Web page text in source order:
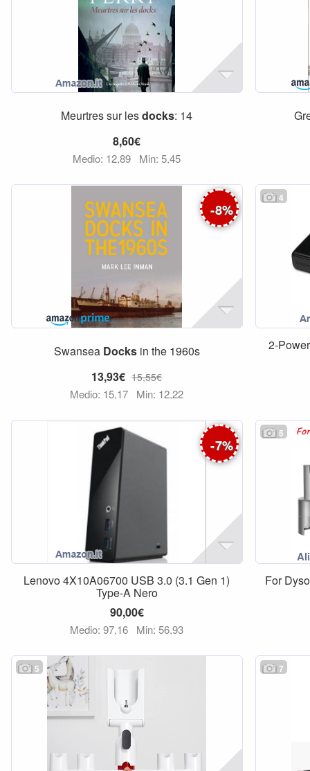
Meurtres sur lesdocks: 14
8,60€
Medio: 12,89 Min: 5,45
-8%
Swansea Docksin the 1960s
13,93€ 15,55€
Medio: 15,17 Min: 12,22
4
2-
-7%
Lenovo 4X10A06700 USB 3.0 (3.1 Gen 1)
Type-A Nero
90,00€
Medio: 97,16 Min: 56,93
5
For
5 7